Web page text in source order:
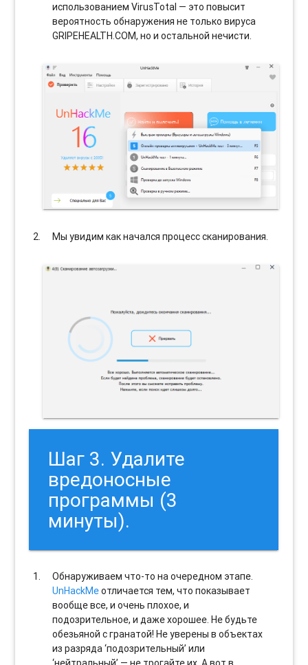
использованием VirusTotal — это повысит
вероятность обнаружения не только вируса
GRIPEHEALTH.COM, но и остальной нечисти.
Мы увидим как начался процесс сканирования.
Шаг 3. Удалите
вредоносные
программы (3
минуты).
Обнаруживаем что-то на очередном этапе.
UnHackMeотличается тем, что показывает
вообще все, и очень плохое, и
подозрительное, и даже хорошее. Не будьте
обезьяной с гранатой! Не уверены в объектах
из разряда ‘подозрительный’ или